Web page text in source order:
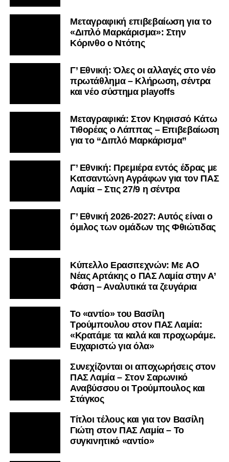
Μεταγραφική επιβεβαίωση για το
«Διπλό Μαρκάρισμα»: Στην
Κόρινθο ο Ντότης
Γ’ Εθνική: Όλες οι αλλαγές στο νέο
πρωτάθλημα – Κλήρωση, σέντρα
και νέο σύστημα playoffs
Μεταγραφικά: Στον Κηφισσό Κάτω
Τιθορέας ο Λάππας – Επιβεβαίωση
για το “Διπλό Μαρκάρισμα”
Γ’ Εθνική: Πρεμιέρα εντός έδρας με
Κατσαντώνη Αγράφων για τον ΠΑΣ
Λαμία – Στις 27/9 η σέντρα
Γ’ Εθνική 2026-2027: Αυτός είναι ο
όμιλος των ομάδων της Φθιώτιδας
Kύπελλο Ερασιτεχνών: Με AO
Nέας Αρτάκης ο ΠΑΣ Λαμία στην Α’
Φάση – Αναλυτικά τα ζευγάρια
Το «αντίο» του Βασίλη
Τρούμπουλου στον ΠΑΣ Λαμία:
«Κρατάμε τα καλά και προχωράμε.
Ευχαριστώ για όλα»
Συνεχίζονται οι αποχωρήσεις στον
ΠΑΣ Λαμία – Στον Σαρωνικό
Αναβύσσου οι Τρούμπουλος και
Στάγκος
Τίτλοι τέλους και για τον Βασίλη
Γιώτη στον ΠΑΣ Λαμία – Το
συγκινητικό «αντίο»